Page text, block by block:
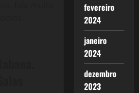
fevereiro
2024
janeiro
2024
dezembro
2023